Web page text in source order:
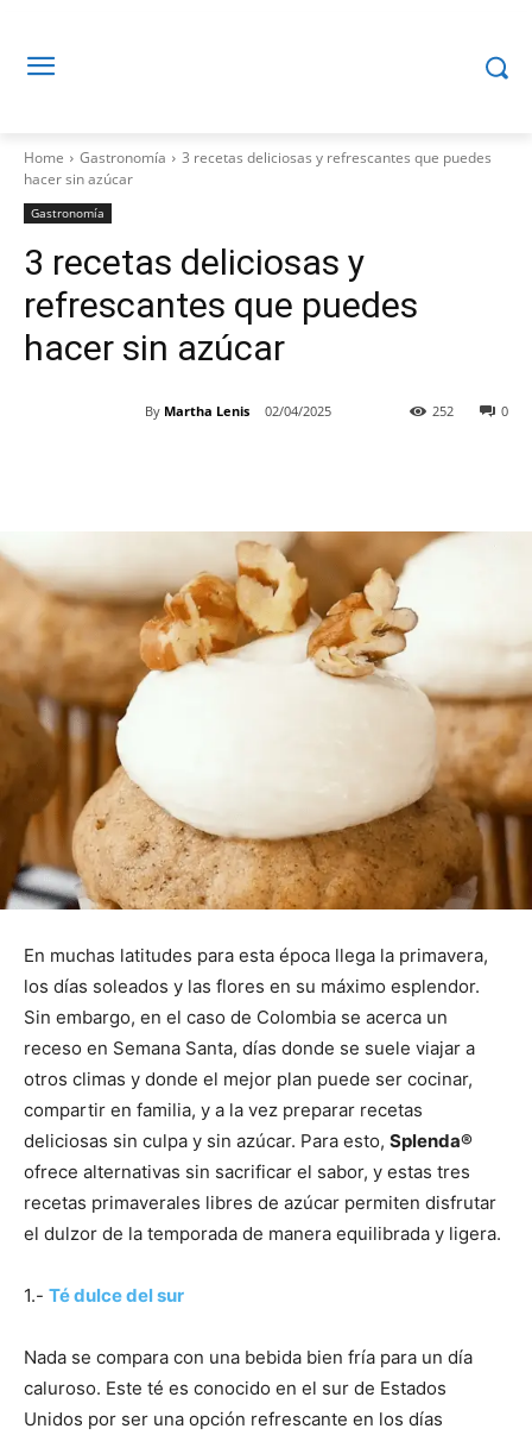
Home Gastronomía
3 recetas deliciosas y refrescantes que puedes
hacer sin azúcar
Gastronomía
3 recetas deliciosas y
refrescantes que puedes
hacer sin azúcar
By Martha Lenis 02/04/2025 0
252
En muchas latitudes para esta época llega la primavera,
los días soleados y las flores en su máximo esplendor.
Sin embargo, en el caso de Colombia se acerca un
receso en Semana Santa, días donde se suele viajar a
otros climas y donde el mejor plan puede ser cocinar,
compartir en familia, y a la vez preparar recetas
deliciosas sin culpa y sin azúcar. Para esto, Splenda®
ofrece alternativas sin sacrificar el sabor, y estas tres
recetas primaverales libres de azúcar permiten disfrutar
el dulzor de la temporada de manera equilibrada y ligera.
1.- Té dulce del sur
Nada se compara con una bebida bien fría para un día
caluroso. Este té es conocido en el sur de Estados
Unidos por ser una opción refrescante en los días